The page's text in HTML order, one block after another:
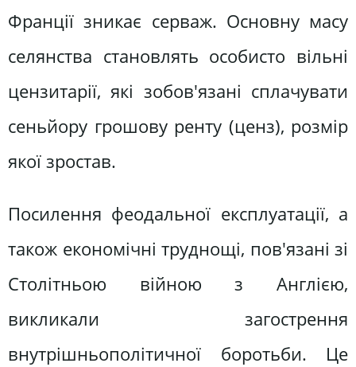
Франції зникає серваж. Основну масу
селянства становлять особисто вільні
цензитарії, які зобов'язані сплачувати
сеньйору грошову ренту (ценз), розмір
якої зростав.
Посилення феодальної експлуатації, а
також економічні труднощі, пов'язані зі
Столітньою війною з Англією,
викликали загострення
внутрішньополітичної боротьби. Це